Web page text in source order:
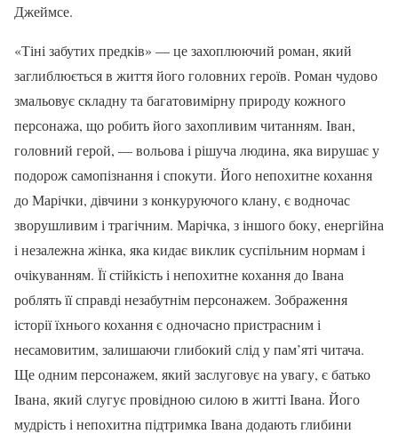
Джеймсе.
«Тіні забутих предків» — це захоплюючий роман, який
заглиблюється в життя його головних героїв. Роман чудово
змальовує складну та багатовимірну природу кожного
персонажа, що робить його захопливим читанням. Іван,
головний герой, — вольова і рішуча людина, яка вирушає у
подорож самопізнання і спокути. Його непохитне кохання
до Марічки, дівчини з конкуруючого клану, є водночас
зворушливим і трагічним. Марічка, з іншого боку, енергійна
і незалежна жінка, яка кидає виклик суспільним нормам і
очікуванням. Її стійкість і непохитне кохання до Івана
роблять її справді незабутнім персонажем. Зображення
історії їхнього кохання є одночасно пристрасним і
несамовитим, залишаючи глибокий слід у пам’яті читача.
Ще одним персонажем, який заслуговує на увагу, є батько
Івана, який слугує провідною силою в житті Івана. Його
мудрість і непохитна підтримка Івана додають глибини